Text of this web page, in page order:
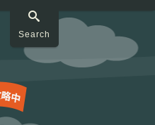
Search